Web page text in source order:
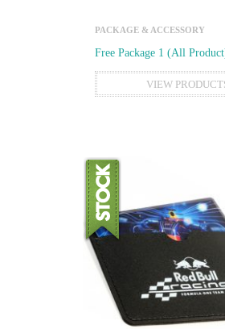
PACKAGE & ACCESSORY
Free Package 1 (All
VIEW